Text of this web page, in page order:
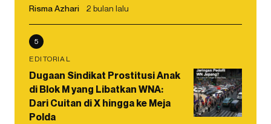
Risma Azhari 2 bulan lalu
5
EDITORIAL
Dugaan Sindikat Prostitusi Anak
di Blok M yang Libatkan WNA:
Dari Cuitan di X hingga ke Meja
Polda